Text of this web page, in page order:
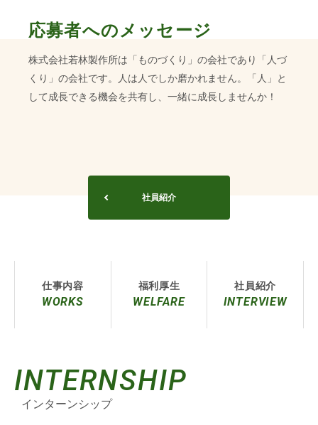
応募者へのメッセージ
株式会社若林製作所は「ものづくり」の会社であり「人づ
くり」の会社です。人は人でしか磨かれません。「人」と
して成長できる機会を共有し、一緒に成長しませんか！
社員紹介
仕事内容
WORKS
福利厚生
WELFARE
社員紹介
INTERVIEW
INTERNSHIP
インターンシップ